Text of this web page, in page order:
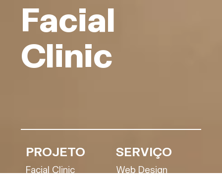
Facial
Clinic
PROJETO
Facial Clinic
SERVIÇO
Web Design